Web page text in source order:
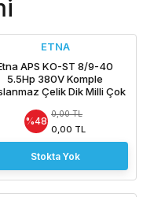
ETNA
APS KO-ST 8/9-40
5.5Hp 380V Komple
Çelik Dik Milli Çok
Yüksek Verimli Santrifüj
Pompa - Aisi 304 - (2900
d/dk)
%48
0,00 TL
0,00 TL
Stokta Yok